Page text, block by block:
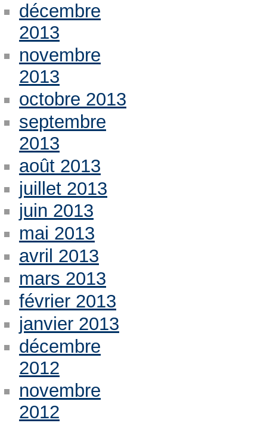
décembre
2013
novembre
2013
octobre 2013
septembre
2013
août 2013
juillet 2013
juin 2013
mai 2013
avril 2013
mars 2013
février 2013
janvier 2013
décembre
2012
novembre
2012